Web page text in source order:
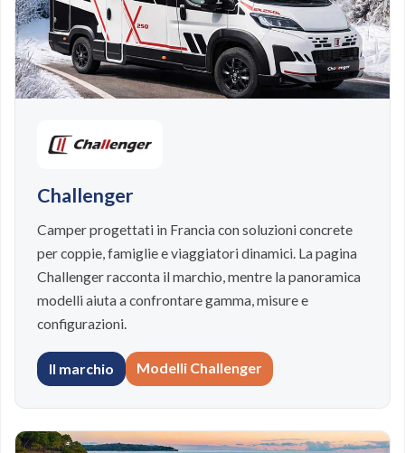
Challenger
Camper progettati in Francia con soluzioni concrete
per coppie, famiglie e viaggiatori dinamici. La pagina
Challenger racconta il marchio, mentre la panoramica
modelli aiuta a confrontare gamma, misure e
configurazioni.
Il marchio Modelli Challenger